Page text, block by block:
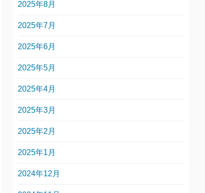
2025年8月
2025年7月
2025年6月
2025年5月
2025年4月
2025年3月
2025年2月
2025年1月
2024年12月